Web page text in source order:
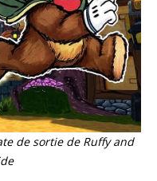
de sortie de Ruffy and